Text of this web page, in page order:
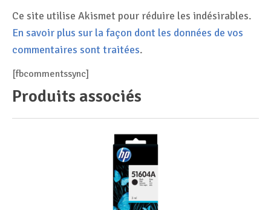
Ce site utilise Akismet pour réduire les indésirables.
En savoir plus sur la façon dont les données de vos
commentaires sont traitées.
[fbcommentssync]
Produits associés